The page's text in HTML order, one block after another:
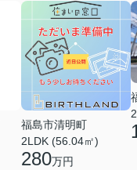
福島市清明町
2LDK (56.04㎡)
280万円